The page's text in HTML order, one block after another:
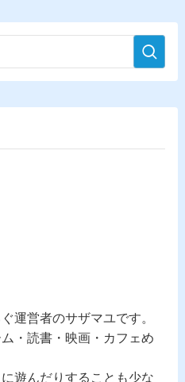
運営者のサザマユです。
・読書・映画・カフェめ
遊んだりすることも少な